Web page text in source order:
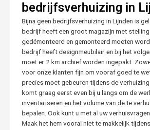
bedrijfsverhuizing in
Bijna geen bedrijfsverhuizing in Lijnden is
bedrijf heeft een groot magazijn met
gedémonteerd en gemonteerd moeten
bedrijf heeft designmeubilair en bij het
moet er 2 km archief worden ingepakt.
voor onze klanten fijn om vooraf goed te
precies moet gebeuren tijdens de
komt graag eerst even bij u langs om de
inventariseren en het volume van de te
bepalen. Ook kunt u met al uw
Maak het hem vooral niet te makkelijk